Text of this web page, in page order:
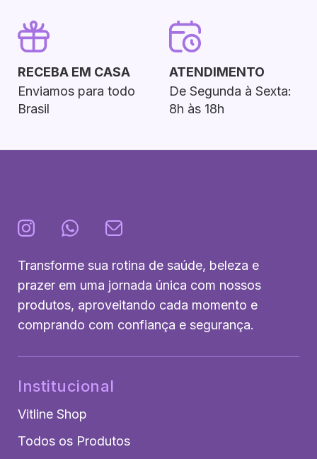
RECEBA EM CASA
Enviamos para todo
Brasil
ATENDIMENTO
De Segunda à Sexta:
8h às 18h
Transforme sua rotina de saúde, beleza e
prazer em uma jornada única com nossos
produtos, aproveitando cada momento e
comprando com confiança e segurança.
Institucional
Vitline Shop
Todos os Produtos